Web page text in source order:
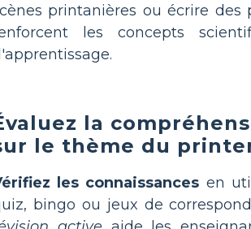
printanières ou écrire des
les concepts
la
le thème du
les connaissances en
bingo ou jeux de